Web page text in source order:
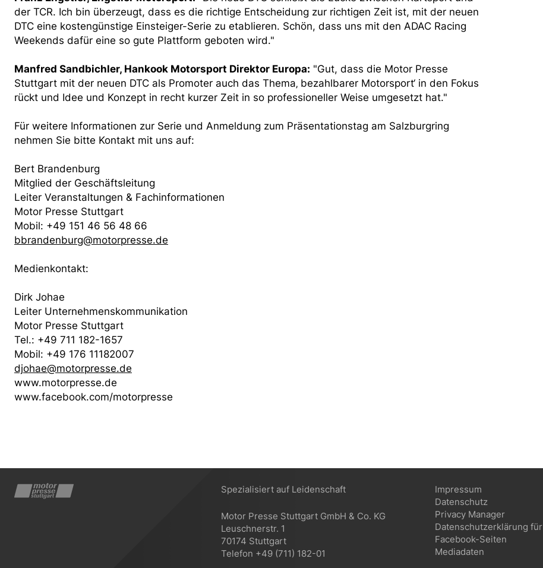
der TCR. Ich bin überzeugt, dass es die richtige Entscheidung zur richtigen Zeit ist, mit der neuen
DTC eine kostengünstige Einsteiger-Serie zu etablieren. Schön, dass uns mit den ADAC Racing
Weekends dafür eine so gute Plattform geboten wird."
Manfred Sandbichler, Hankook Motorsport Direktor Europa: "Gut, dass die Motor Presse
Stuttgart mit der neuen DTC als Promoter auch das Thema‚ bezahlbarer Motorsport‘ in den Fokus
rückt und Idee und Konzept in recht kurzer Zeit in so professioneller Weise umgesetzt hat."
Für weitere Informationen zur Serie und Anmeldung zum Präsentationstag am Salzburgring
nehmen Sie bitte Kontakt mit uns auf:
Bert Brandenburg
Mitglied der Geschäftsleitung
Leiter Veranstaltungen & Fachinformationen
Motor Presse Stuttgart
Mobil: +49 151 46 56 48 66
bbrandenburg@motorpresse.de
Medienkontakt:
Dirk Johae
Leiter Unternehmenskommunikation
Motor Presse Stuttgart
Tel.: +49 711 182-1657
Mobil: +49 176 11182007
djohae@motorpresse.de
www.motorpresse.de
www.facebook.com/motorpresse
Spezialisiert auf Leidenschaft
Motor Presse Stuttgart GmbH & Co. KG
Leuschnerstr. 1
70174 Stuttgart
Telefon +49 (711) 182-01
Impressum
Datenschutz
Privacy Manager
Datenschutzerklärung für
Facebook-Seiten
Mediadaten